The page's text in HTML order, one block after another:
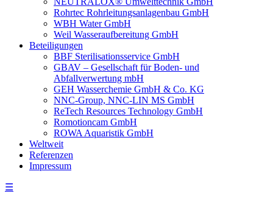
Rohrtec Rohrleitungsanlagenbau GmbH
WBH Water GmbH
Weil Wasseraufbereitung GmbH
Beteiligungen
BBF Sterilisationsservice GmbH
GBAV – Gesellschaft für Boden- und
Abfallverwertung mbH
GEH Wasserchemie GmbH & Co. KG
NNC-Group, NNC-LIN MS GmbH
ReTech Resources Technology GmbH
Romotioncam GmbH
ROWA Aquaristik GmbH
Weltweit
Referenzen
Impressum
☰